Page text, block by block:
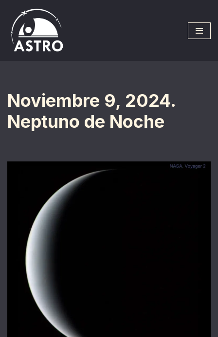
Saltar
al
contenido
Noviembre 9, 2024.
Neptuno de Noche